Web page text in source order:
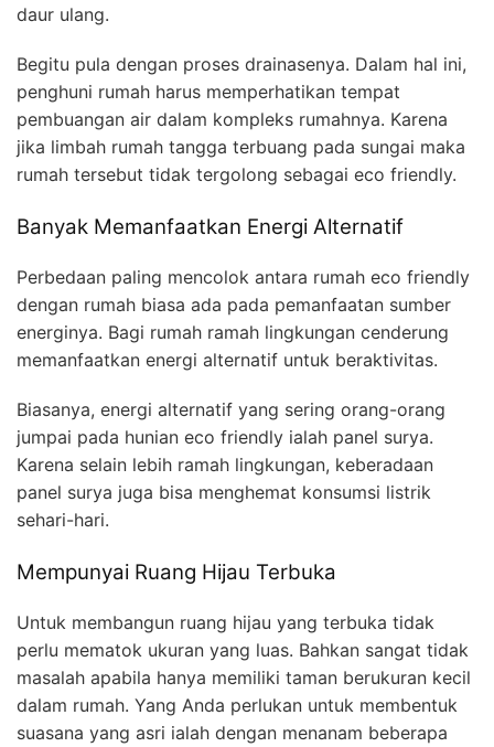
daur ulang.
Begitu pula dengan proses drainasenya. Dalam hal ini,
penghuni rumah harus memperhatikan tempat
pembuangan air dalam kompleks rumahnya. Karena
jika limbah rumah tangga terbuang pada sungai maka
rumah tersebut tidak tergolong sebagai eco friendly.
Banyak Memanfaatkan Energi Alternatif
Perbedaan paling mencolok antara rumah eco friendly
dengan rumah biasa ada pada pemanfaatan sumber
energinya. Bagi rumah ramah lingkungan cenderung
memanfaatkan energi alternatif untuk beraktivitas.
Biasanya, energi alternatif yang sering orang-orang
jumpai pada hunian eco friendly ialah panel surya.
Karena selain lebih ramah lingkungan, keberadaan
panel surya juga bisa menghemat konsumsi listrik
sehari-hari.
Mempunyai Ruang Hijau Terbuka
Untuk membangun ruang hijau yang terbuka tidak
perlu mematok ukuran yang luas. Bahkan sangat tidak
masalah apabila hanya memiliki taman berukuran kecil
dalam rumah. Yang Anda perlukan untuk membentuk
suasana yang asri ialah dengan menanam beberapa